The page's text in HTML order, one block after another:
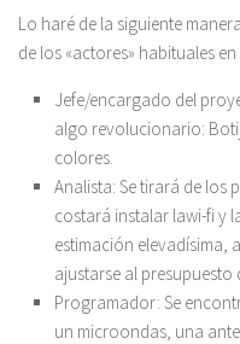
Lo haré de la siguiente
de los «actores» habituales
Jefe/encargado del
algo revolucionario:
colores.
Analista: Se tirará de los
costará instalar lawi-fi y
estimación elevadísima,
ajustarse al presupuesto
Programador: Se
un microondas, una